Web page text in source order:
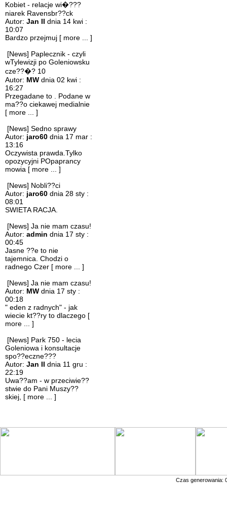
Kobiet - relacje wi�???
niarek Ravensbr??ck
Autor: Jan II dnia 14 kwi :
10:07
Bardzo przejmuj [ more ... ]
[News] Paplecznik - czyli
wTylewizji po Goleniowsku
cze??�? 10
Autor: MW dnia 02 kwi :
16:27
Przegadane to . Podane w
ma??o ciekawej medialnie
[ more ... ]
[News] Sedno sprawy
Autor: jaro60 dnia 17 mar :
13:16
Oczywista prawda.Tylko
opozycyjni POpaprancy
mowia [ more ... ]
[News] Nobli??ci
Autor: jaro60 dnia 28 sty :
08:01
SWIETA RACJA.
[News] Ja nie mam czasu!
Autor: admin dnia 17 sty :
00:45
Jasne ??e to nie
tajemnica. Chodzi o
radnego Czer [ more ... ]
[News] Ja nie mam czasu!
Autor: MW dnia 17 sty :
00:18
" eden z radnych" - jak
wiecie kt??ry to dlaczego [
more ... ]
[News] Park 750 - lecia
Goleniowa i konsultacje
spo??eczne???
Autor: Jan II dnia 11 gru :
22:19
Uwa??am - w przeciwie??
stwie do Pani Muszy??
skiej, [ more ... ]
Czas generowania: